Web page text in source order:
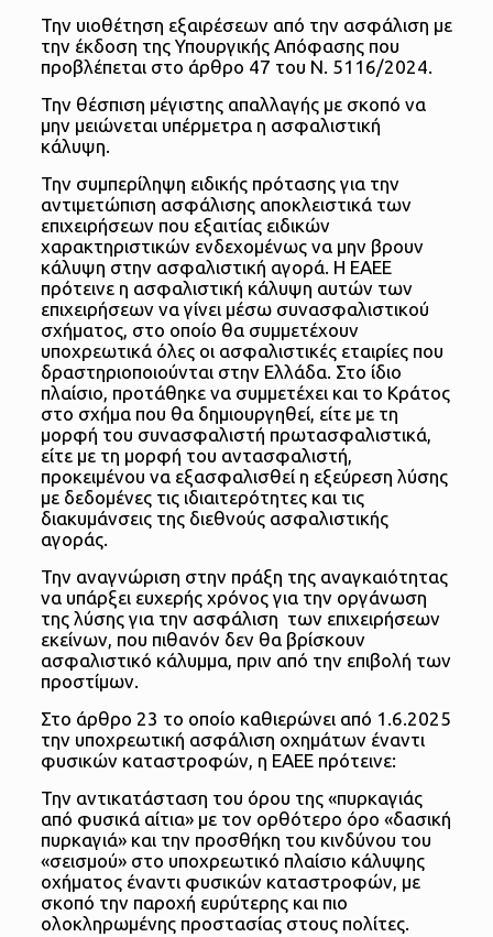
Την υιοθέτηση εξαιρέσεων από την ασφάλιση με
την έκδοση της Υπουργικής Απόφασης που
προβλέπεται στο άρθρο 47 του Ν. 5116/2024.
Την θέσπιση μέγιστης απαλλαγής με σκοπό να
μην μειώνεται υπέρμετρα η ασφαλιστική
κάλυψη.
Την συμπερίληψη ειδικής πρότασης για την
αντιμετώπιση ασφάλισης αποκλειστικά των
επιχειρήσεων που εξαιτίας ειδικών
χαρακτηριστικών ενδεχομένως να μην βρουν
κάλυψη στην ασφαλιστική αγορά. Η ΕΑΕΕ
πρότεινε η ασφαλιστική κάλυψη αυτών των
επιχειρήσεων να γίνει μέσω συνασφαλιστικού
σχήματος, στο οποίο θα συμμετέχουν
υποχρεωτικά όλες οι ασφαλιστικές εταιρίες που
δραστηριοποιούνται στην Ελλάδα. Στο ίδιο
πλαίσιο, προτάθηκε να συμμετέχει και το Κράτος
στο σχήμα που θα δημιουργηθεί, είτε με τη
μορφή του συνασφαλιστή πρωτασφαλιστικά,
είτε με τη μορφή του αντασφαλιστή,
προκειμένου να εξασφαλισθεί η εξεύρεση λύσης
με δεδομένες τις ιδιαιτερότητες και τις
διακυμάνσεις της διεθνούς ασφαλιστικής
αγοράς.
Την αναγνώριση στην πράξη της αναγκαιότητας
να υπάρξει ευχερής χρόνος για την οργάνωση
της λύσης για την ασφάλιση των επιχειρήσεων
εκείνων, που πιθανόν δεν θα βρίσκουν
ασφαλιστικό κάλυμμα, πριν από την επιβολή των
προστίμων.
Στο άρθρο 23 το οποίο καθιερώνει από 1.6.2025
την υποχρεωτική ασφάλιση οχημάτων έναντι
φυσικών καταστροφών, η ΕΑΕΕ πρότεινε:
Την αντικατάσταση του όρου της «πυρκαγιάς
από φυσικά αίτια» με τον ορθότερο όρο «δασική
πυρκαγιά» και την προσθήκη του κινδύνου του
«σεισμού» στο υποχρεωτικό πλαίσιο κάλυψης
οχήματος έναντι φυσικών καταστροφών, με
σκοπό την παροχή ευρύτερης και πιο
ολοκληρωμένης προστασίας στους πολίτες.